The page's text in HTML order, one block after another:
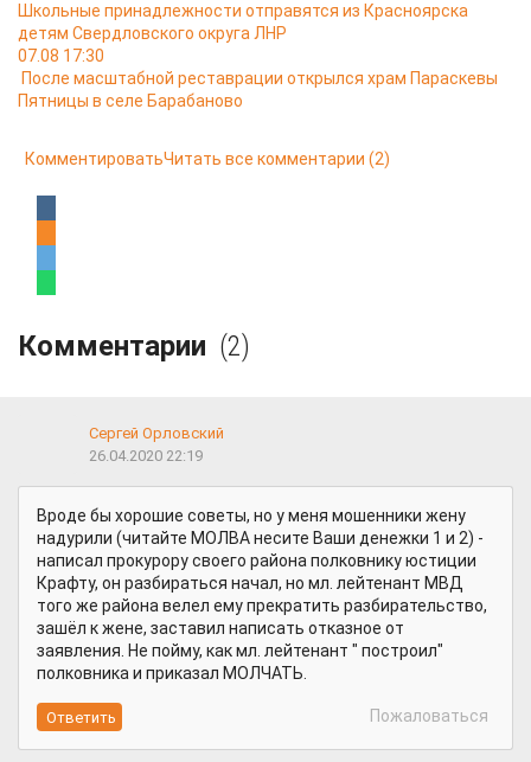
Школьные принадлежности отправятся из Красноярска
детям Свердловского округа ЛНР
07.08 17:30
После масштабной реставрации открылся храм Параскевы
Пятницы в селе Барабаново
КомментироватьЧитать все комментарии (2)
Комментарии (2)
Сергей Орловский
26.04.2020 22:19
Вроде бы хорошие советы, но у меня мошенники жену
надурили (читайте МОЛВА несите Ваши денежки 1 и 2) -
написал прокурору своего района полковнику юстиции
Крафту, он разбираться начал, но мл. лейтенант МВД
того же района велел ему прекратить разбирательство,
зашёл к жене, заставил написать отказное от
заявления. Не пойму, как мл. лейтенант " построил"
полковника и приказал МОЛЧАТЬ.
Пожаловаться